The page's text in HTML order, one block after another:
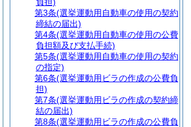
第3条(選挙運動用自動車の使用の契約
締結の届出)
第4条(選挙運動用自動車の使用の公費
負担額及び支払手続)
第5条(選挙運動用自動車の使用の契約
の指定)
第6条(選挙運動用ビラの作成の公費負
担)
第7条(選挙運動用ビラの作成の契約締
結の届出)
第8条(選挙運動用ビラの作成の公費負